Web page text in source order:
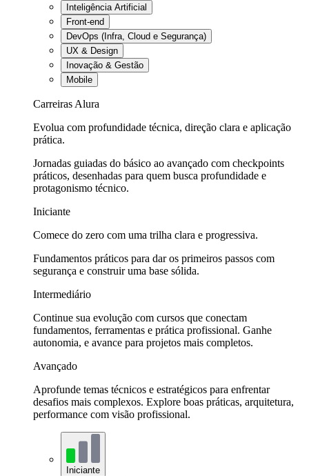
Inteligência Artificial
Front-end
DevOps (Infra, Cloud e Segurança)
UX & Design
Inovação & Gestão
Mobile
Carreiras Alura
Evolua com profundidade técnica, direção clara e aplicação
prática.
Jornadas guiadas do básico ao avançado com checkpoints
práticos, desenhadas para quem busca profundidade e
protagonismo técnico.
Iniciante
Comece do zero com uma trilha clara e progressiva.
Fundamentos práticos para dar os primeiros passos com
segurança e construir uma base sólida.
Intermediário
Continue sua evolução com cursos que conectam
fundamentos, ferramentas e prática profissional. Ganhe
autonomia, e avance para projetos mais completos.
Avançado
Aprofunde temas técnicos e estratégicos para enfrentar
desafios mais complexos. Explore boas práticas, arquitetura,
performance com visão profissional.
Iniciante